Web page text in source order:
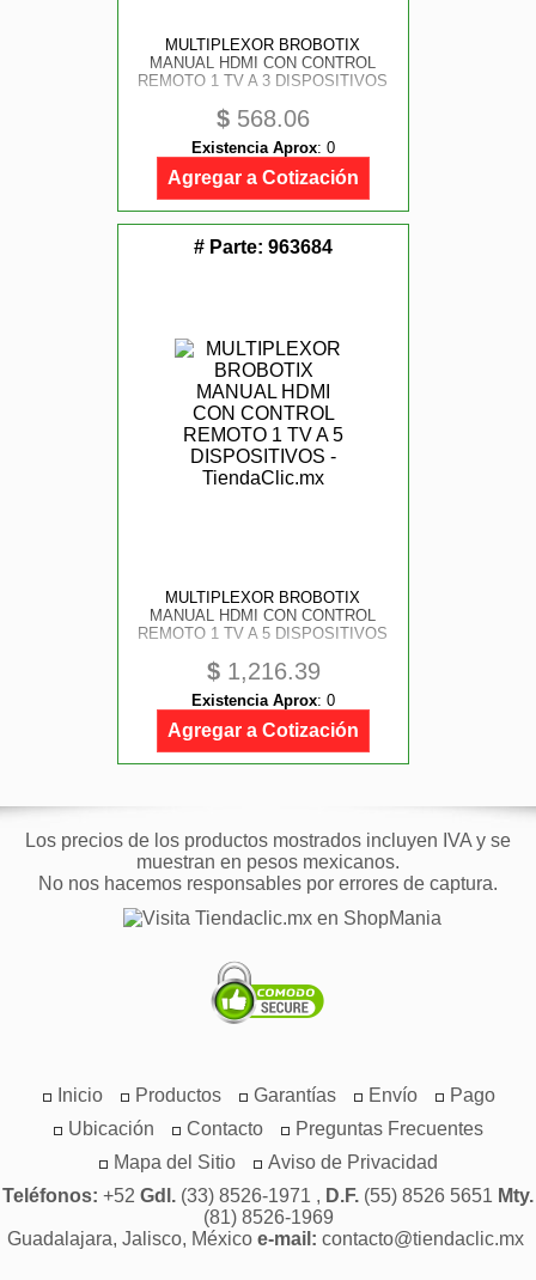
MULTIPLEXOR BROBOTIX
MANUAL HDMI CON CONTROL
REMOTO 1 TV A 3 DISPOSITIVOS
$ 568.06
Existencia Aprox: 0
Agregar a Cotización
# Parte: 963684
MULTIPLEXOR BROBOTIX
MANUAL HDMI CON CONTROL
REMOTO 1 TV A 5 DISPOSITIVOS
$1,216.39
Existencia Aprox: 0
Agregar a Cotización
Los precios de los productos mostrados incluyen IVA y se
muestran en pesos mexicanos.
No nos hacemos responsables por errores de captura.
Inicio Productos Garantías Envío
Pago
Ubicación
Contacto
Preguntas Frecuentes
Mapa del Sitio
Aviso de Privacidad
Teléfonos: +52 Gdl. (33) 8526-1971 , D.F. (55) 8526 5651 Mty.
(81) 8526-1969
Guadalajara, Jalisco, México e-mail: contacto@tiendaclic.mx